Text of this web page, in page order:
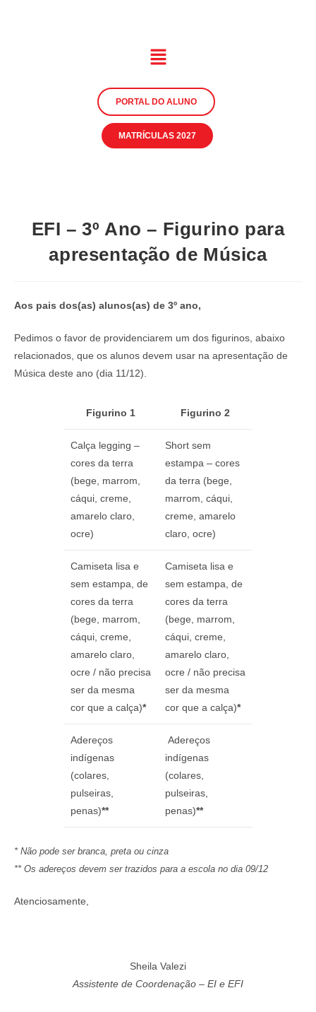
PORTAL DO ALUNO
MATRÍCULAS 2027
EFI – 3º Ano – Figurino para
apresentação de Música
Aos pais dos(as) alunos(as) de 3º ano,
Pedimos o favor de providenciarem um dos figurinos, abaixo
relacionados, que os alunos devem usar na apresentação de
Música deste ano (dia 11/12).
Figurino 1 Figurino 2
Calça legging –
cores da terra
(bege, marrom,
cáqui, creme,
amarelo claro,
ocre)
Short sem
estampa – cores
da terra (bege,
marrom, cáqui,
creme, amarelo
claro, ocre)
Camiseta lisa e
sem estampa, de
cores da terra
(bege, marrom,
cáqui, creme,
amarelo claro,
ocre / não precisa
ser da mesma
cor que a calça)*
Camiseta lisa e
sem estampa, de
cores da terra
(bege, marrom,
cáqui, creme,
amarelo claro,
ocre / não precisa
ser da mesma
cor que a calça)*
Adereços
indígenas
(colares,
pulseiras,
penas)**
Adereços
indígenas
(colares,
pulseiras,
penas)**
* Não pode ser branca, preta ou cinza
** Os adereços devem ser trazidos para a escola no dia 09/12
Atenciosamente,
Sheila Valezi
Assistente de Coordenação – EI e EFI